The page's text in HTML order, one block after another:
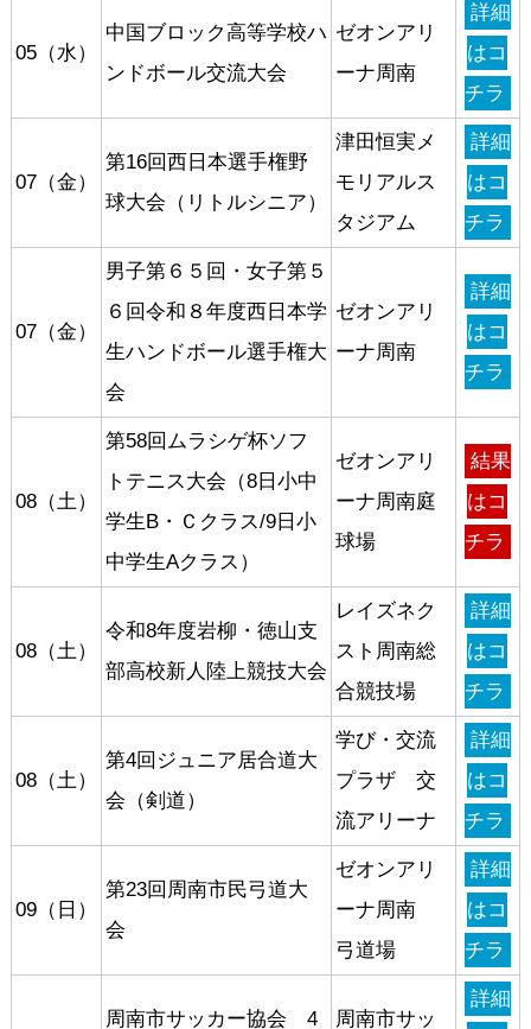
05（水）
中国ブロック高等学校ハ
ンドボール交流大会
ゼオンアリ
ーナ周南
詳細
はコ
チラ
07（金）
第16回西日本選手権野
球大会（リトルシニア）
津田恒実メ
モリアルス
タジアム
詳細
はコ
チラ
07（金）
男子第６５回・女子第５
６回令和８年度西日本学
生ハンドボール選手権大
会
ゼオンアリ
ーナ周南
詳細
はコ
チラ
08（土）
第58回ムラシゲ杯ソフ
トテニス大会（8日小中
学生B・Ｃクラス/9日小
中学生Aクラス）
ゼオンアリ
ーナ周南庭
球場
結果
はコ
チラ
08（土）
令和8年度岩柳・徳山支
部高校新人陸上競技大会
レイズネク
スト周南総
合競技場
詳細
はコ
チラ
08（土）
第4回ジュニア居合道大
会（剣道）
学び・交流
プラザ 交
流アリーナ
詳細
はコ
チラ
09（日）
第23回周南市民弓道大
会
ゼオンアリ
ーナ周南
弓道場
詳細
はコ
チラ
周南市サッカー協会 4 周南市サッ
詳細